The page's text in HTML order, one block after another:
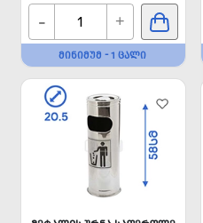
- +
ᲛᲘᲜᲘᲛᲣᲛ - 1 ᲪᲐᲚᲘ